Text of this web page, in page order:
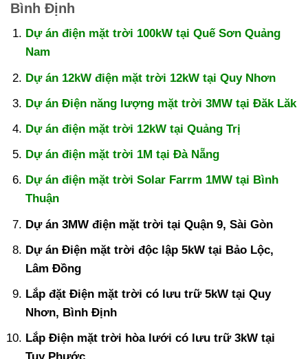
Bình Định
Dự án điện mặt trời 100kW tại Quế Sơn Quảng
Nam
Dự án 12kW điện mặt trời 12kW tại Quy Nhơn
Dự án Điện năng lượng mặt trời 3MW tại Đăk Lăk
Dự án điện mặt trời 12kW tại Quảng Trị
Dự án điện mặt trời 1M tại Đà Nẵng
Dự án điện mặt trời Solar Farrm 1MW tại Bình
Thuận
Dự án 3MW điện mặt trời tại Quận 9, Sài Gòn
Dự án Điện mặt trời độc lập 5kW tại Bảo Lộc,
Lâm Đồng
Lắp đặt Điện mặt trời có lưu trữ 5kW tại Quy
Nhơn, Bình Định
Lắp Điện mặt trời hòa lưới có lưu trữ 3kW tại